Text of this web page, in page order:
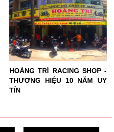
HOÀNG TRÍ RACING SHOP -
THƯƠNG HIỆU 10 NĂM UY
TÍN